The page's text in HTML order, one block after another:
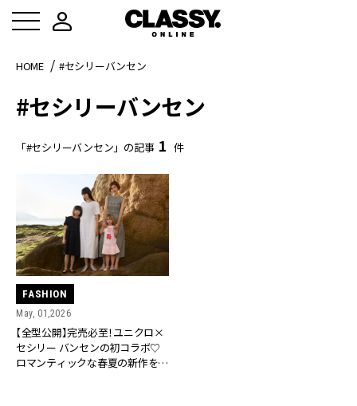
HOME #セシリーバンセン
#セシリーバンセン
「#セシリーバンセン」の記事 1 件
FASHION
May, 01,2026
【全型公開】完売必至！ユニクロ×
セシリー バンセンの初コラボ♡
ロマンティックな春夏の新作をチ